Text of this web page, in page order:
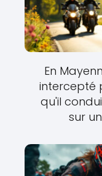
En
intercepté
qu'il
sur